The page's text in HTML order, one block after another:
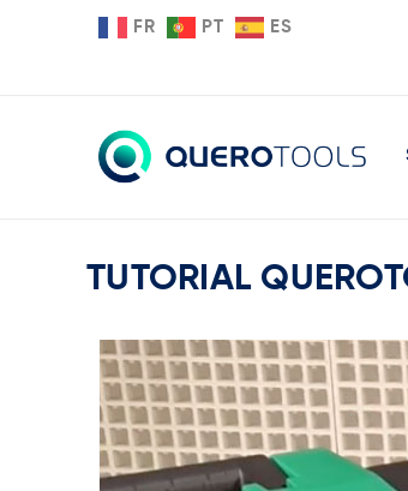
FR PT ES
TUTORIAL